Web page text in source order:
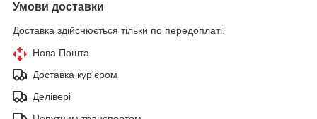
Умови доставки
Доставка здійснюється тільки по передоплаті.
Нова Пошта
Доставка кур'єром
Делівері